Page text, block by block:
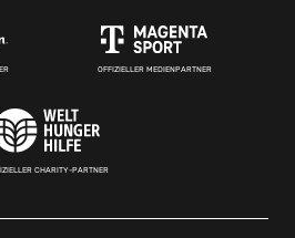
OFFIZIELLER MEDIENPARTNER
CHARITY-PARTNER